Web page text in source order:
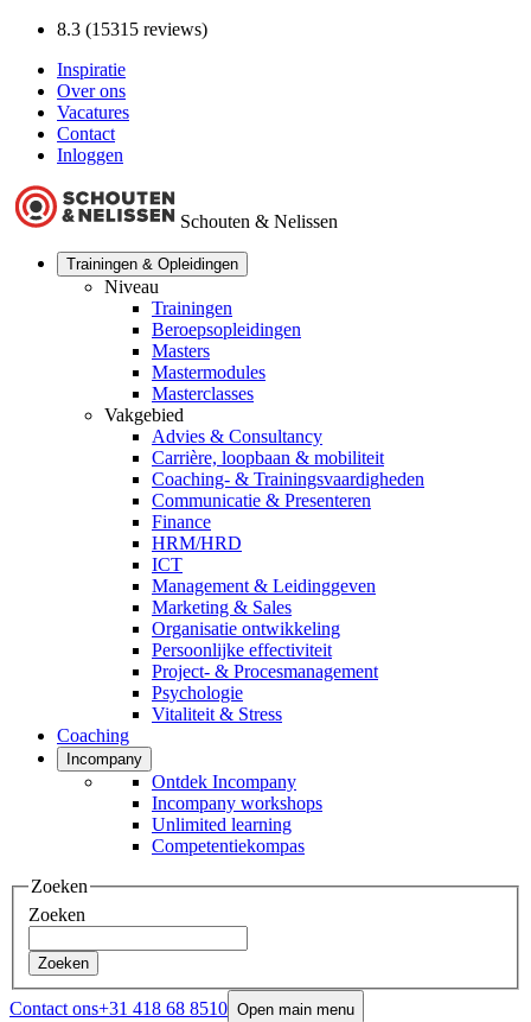
8.3 (15315 reviews)
Inspiratie
Over ons
Vacatures
Contact
Inloggen
Schouten & Nelissen
Trainingen & Opleidingen
Niveau
Trainingen
Beroepsopleidingen
Masters
Mastermodules
Masterclasses
Vakgebied
Advies & Consultancy
Carrière, loopbaan & mobiliteit
Coaching- & Trainingsvaardigheden
Communicatie & Presenteren
Finance
HRM/HRD
ICT
Management & Leidinggeven
Marketing & Sales
Organisatie ontwikkeling
Persoonlijke effectiviteit
Project- & Procesmanagement
Psychologie
Vitaliteit & Stress
Coaching
Incompany
Ontdek Incompany
Incompany workshops
Unlimited learning
Competentiekompas
Zoeken
Zoeken
Zoeken
Contact ons+31 418 68 8510 Open main menu